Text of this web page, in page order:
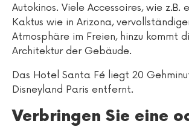
Autokinos. Viele Accessoires, wie z.B.
Kaktus wie in Arizona,
Atmosphäre im Freien, hinzu kommt
Architektur der Gebäude.
Das Hotel Santa Fé liegt 20
Disneyland Paris entfernt.
Verbringen Sie eine